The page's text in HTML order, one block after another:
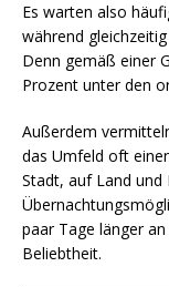
Es warten also
während
Denn gemäß einer
Prozent unter den
Außerdem
das Umfeld oft
Stadt, auf Land
paar Tage länger
Beliebtheit.